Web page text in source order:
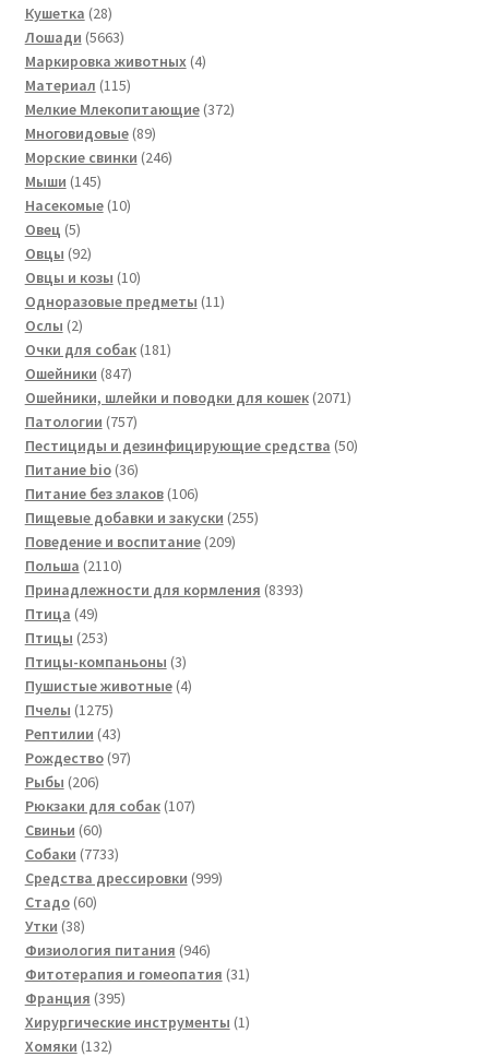
товаров
Кушетка 2828
товаров
Лошади 56635663
товара
Маркировка животных 44
Материал 115115
товаров
Мелкие Млекопитающие 372372
Многовидовые 8989
товаров
Морские свинки 246246
Мыши 145145
товаров
Насекомые 1010
Овец 55
товаров
Овцы 9292
товара
Овцы и козы 1010
товаров
Одноразовые предметы 1111
Ослы 22
товара
Очки для собак 181181
Ошейники 847847
товаров
Ошейники, шлейки и поводки для кошек 20712071
Патологии 757757
товаров
Пестициды и дезинфицирующие средства 5050
Питание bio 3636
товаров
Питание без злаков 106106
товаров
Пищевые добавки и закуски 255255
Поведение и воспитание 209209
Польша 21102110
товаров
Принадлежности для кормления 83938393
Птица 4949
товаров
Птицы 253253
товара
Птицы-компаньоны 33
товара
Пушистые животные 44
Пчелы 12751275
товаров
Рептилии 4343
товара
Рождество 9797
Рыбы 206206
товаров
Рюкзаки для собак 107107
Свиньи 6060
товаров
Собаки 77337733
товара
Средства дрессировки 999999
Стадо 6060
Утки 3838
товаров
Физиология питания 946946
товаров
Фитотерапия и гомеопатия 3131
Франция 395395
товаров
Хирургические инструменты 11
Хомяки 132132